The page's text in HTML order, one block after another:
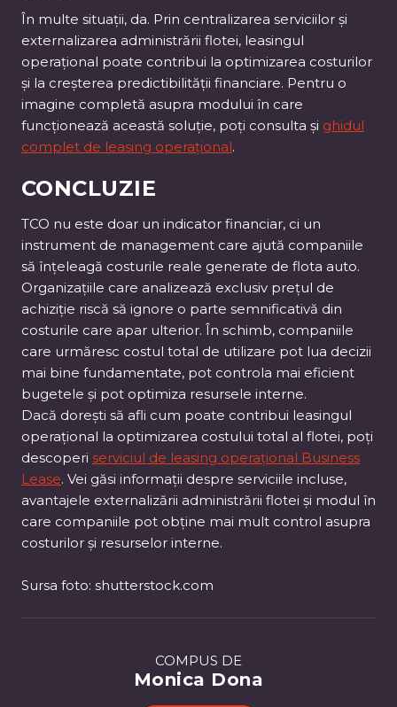
COMPUS DE
Monica Dona
În multe situații, da. Prin centralizarea serviciilor și
externalizarea administrării flotei, leasingul
operațional poate contribui la optimizarea costurilor
și la creșterea predictibilității financiare. Pentru o
imagine completă asupra modului în care
funcționează această soluție, poți consulta și ghidul
complet de leasing operațional.
CONCLUZIE
TCO nu este doar un indicator financiar, ci un
instrument de management care ajută companiile
să înțeleagă costurile reale generate de flota auto.
Organizațiile care analizează exclusiv prețul de
achiziție riscă să ignore o parte semnificativă din
costurile care apar ulterior. În schimb, companiile
care urmăresc costul total de utilizare pot lua decizii
mai bine fundamentate, pot controla mai eficient
bugetele și pot optimiza resursele interne.
Dacă dorești să afli cum poate contribui leasingul
operațional la optimizarea costului total al flotei, poți
descoperi serviciul de leasing operațional Business
Lease. Vei găsi informații despre serviciile incluse,
avantajele externalizării administrării flotei și modul în
care companiile pot obține mai mult control asupra
costurilor și resurselor interne.
Sursa foto: shutterstock.com